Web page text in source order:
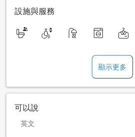
設施與服務
顯示更多
可以說
英文